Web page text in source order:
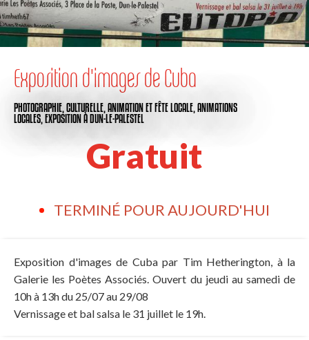
Exposition d'images de Cuba
PHOTOGRAPHIE,CULTURELLE,ANIMATION ET FÊTE LOCALE,ANIMATIONS
LOCALES,EXPOSITIONÀ DUN-LE-PALESTEL
Gratuit
TERMINÉ POUR AUJOURD'HUI
Exposition d'images de Cuba par Tim Hetherington, à la
Galerie les Poètes Associés. Ouvert du jeudi au samedi de
10h à 13h du 25/07 au 29/08
Vernissage et bal salsa le 31 juillet le 19h.